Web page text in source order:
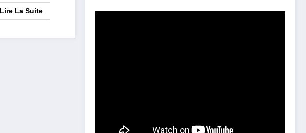
Lire La Suite